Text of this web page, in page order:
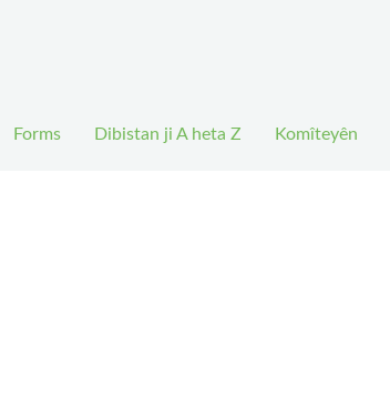
Komîteyên
Dibistan ji A heta Z
Forms